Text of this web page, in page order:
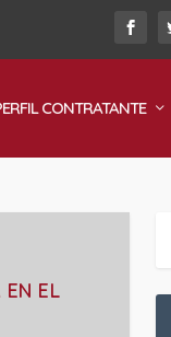
CONTRATANTE
EL